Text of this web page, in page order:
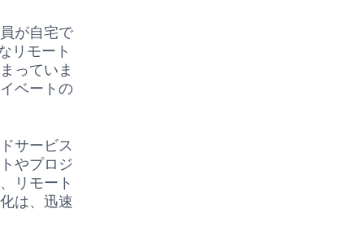
が自宅で
リモート
っていま
ベートの
サービス
やプロジ
リモート
は、迅速